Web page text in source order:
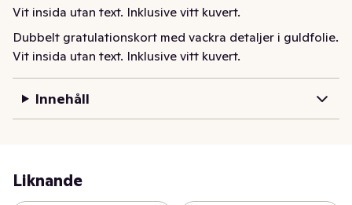
Vit insida utan text. Inklusive vitt kuvert.
Dubbelt gratulationskort med vackra detaljer i guldfolie.
Vit insida utan text. Inklusive vitt kuvert.
Innehåll
Liknande